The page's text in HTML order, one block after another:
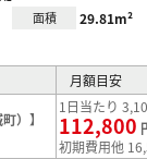
面積 29.81m²
月額目安
）】
1日当たり
112,800
初期費用他